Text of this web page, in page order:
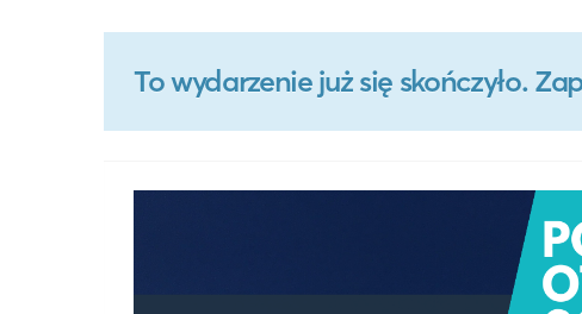
To wydarzenie już się skończyło.